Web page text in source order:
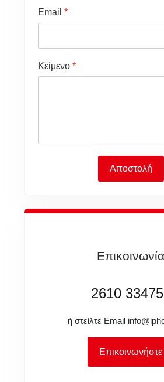
Email *
Κείμενο *
Αποστολή
Επικοινωνία
2610
ή στείλτε Email
Επικοινωνήστε